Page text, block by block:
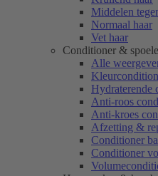
Middelen
Normaal haar
Vet haar
Conditioner &
Alle
Hydraterende
Anti-roos
Anti-kroes
Afzetting &
Conditioner
Conditioner